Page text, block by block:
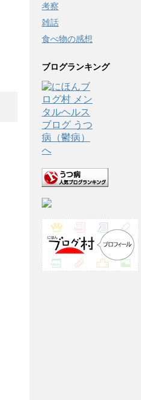
考察
雑話
食べ物の感想
ブログランキング